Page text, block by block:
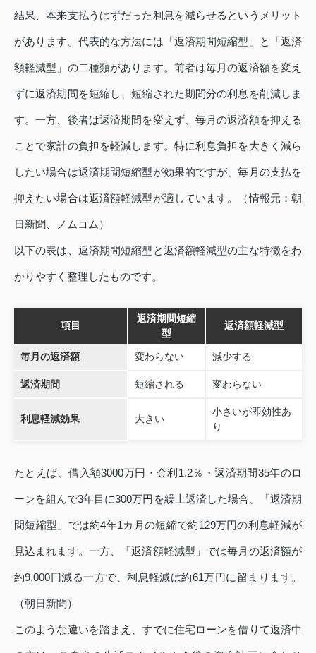
結果、本来支払うはずだった利息を減らせるというメリット
があります。代表的な方法には「返済期間短縮型」と「返済
額軽減型」の二種類があります。前者は毎月の返済額を変え
ずに返済期間を短縮し、短縮された期間分の利息を削減しま
す。一方、後者は返済期間を変えず、毎月の返済額を抑える
ことで家計の負担を軽減します。特に利息負担を大きく減ら
したい場合は返済期間短縮型が効果的ですが、毎月の支払を
抑えたい場合は返済額軽減型が適しています。（情報元：朝
日新聞、ノムコム）
以下の表は、返済期間短縮型と返済額軽減型の主な特徴をわ
かりやすく整理したものです。
項目
返済期間短縮
型
返済額軽減型
毎月の返済額 変わらない 減少する
返済期間 短縮される 変わらない
利息軽減効果 大きい
小さいが即効性あ
り
たとえば、借入額3000万円・金利1.2％・返済期間35年のロ
ーンを組んで3年目に300万円を繰上返済した場合、「返済期
間短縮型」では約4年1カ月の短縮で約129万円の利息軽減が
見込まれます。一方、「返済額軽減型」では毎月の返済額が
約9,000円減る一方で、利息軽減は約61万円に留まります。
（朝日新聞）
このような違いを踏まえ、すでに住宅ローンを借りて返済中